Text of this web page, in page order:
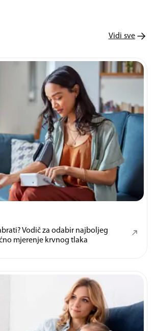
Vidi sve
Vodič za odabir najboljeg
mjerenje krvnog tlaka